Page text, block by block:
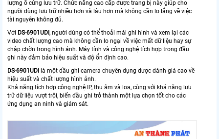
lượng ổ cứng lưu trữ. Chức năng cao cấp được trang bị này giúp cho
người dùng lưu trữ nhiều hơn và lâu hơn mà không cần lo lắng về việc
tài nguyên không đủ.
Với DS-6901UDI, người dùng có thể thoải mái ghi hình và xem lại các
video chất lượng cao mà không cần lo ngại về việc mất dữ liệu hay sự
chập chờn trong hình ảnh. Máy tính và công nghệ tích hợp trong đầu
ghi này đảm bảo hiệu suất và độ ổn định cao.
DS-6901UDI là một đầu ghi camera chuyên dụng được đánh giá cao về
hiệu suất và chất lượng hình ảnh.
Khả năng tích hợp công nghệ IP, thu âm và loa, cùng với khả năng lưu
trữ dữ liệu vượt trội, biến đầu ghi trở thành một lựa chọn tốt cho các
ứng dụng an ninh và giám sát.